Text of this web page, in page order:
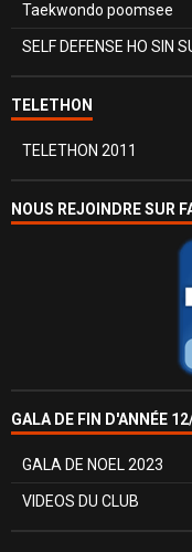
Taekwondo poomsee
SELF DEFENSE HO SIN
TELETHON
TELETHON 2011
NOUS REJOINDRE SUR
GALA DE FIN D'ANNÉE
GALA DE NOEL 2023
VIDEOS DU CLUB